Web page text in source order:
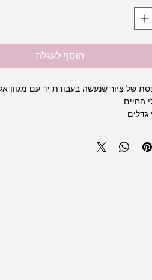
הוסף לעגלה
של ציור שנעשה בעבודת יד עם מגוון
החיים.
גדלים